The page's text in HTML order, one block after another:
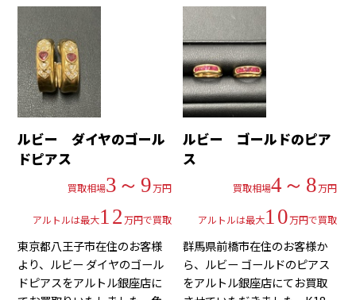
ルビー ダイヤのゴール
ドピアス
買取相場3～9万円
アルトルは最大12万円で買取
東京都八王子市在住のお客様
より、ルビー ダイヤのゴール
ドピアスをアルトル銀座店に
ルビー ゴールドのピア
ス
買取相場4～8万円
アルトルは最大10万円で買取
群馬県前橋市在住のお客様か
ら、ルビー ゴールドのピアス
をアルトル銀座店にてお買取